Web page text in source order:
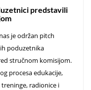
predstavili
je održan pitch
poduzetnika
stručnom komisijom.
procesa edukacije,
radionice i